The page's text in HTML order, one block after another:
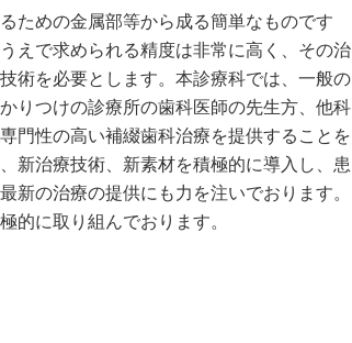
ための金属部等から成る簡単なものです
えで求められる精度は非常に高く、その治
術を必要とします。本診療科では、一般の
りつけの診療所の歯科医師の先生方、他科
門性の高い補綴歯科治療を提供することを
新治療技術、新素材を積極的に導入し、患
新の治療の提供にも力を注いでおります。
的に取り組んでおります。